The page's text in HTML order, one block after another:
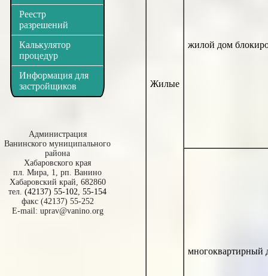
Реестр
разрешений
Калькулятор
процедур
Информация для
застройщиков
Администрация
Ванинского муниципального
района
Хабаровского края
пл. Мира, 1, рп. Ванино
Хабаровский край, 682860
тел. (42137) 55-102 55-154
факс (42137) 55-252
E-mail: uprav@vanino.org
Жилые
жилой дом
многоквартирный